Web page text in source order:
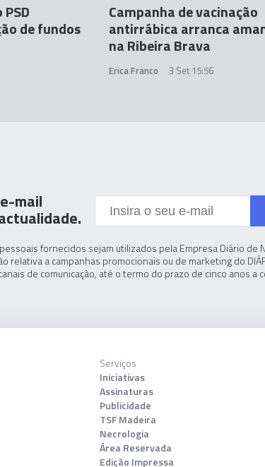
de fundos
Campanha de vacinação
antirrábica arranca
na Ribeira Brava
Erica Franco 3 Set 15:56
mail
fornecidos sejam utilizados pela Empresa Diário de
relativa a campanhas promocionais ou de marketing do
de comunicação, até o termo do prazo de cinco anos a
Serviços
Iniciativas
Assinaturas
Publicidade
TSF Madeira
Necrologia
Área Reservada
Edição Impressa